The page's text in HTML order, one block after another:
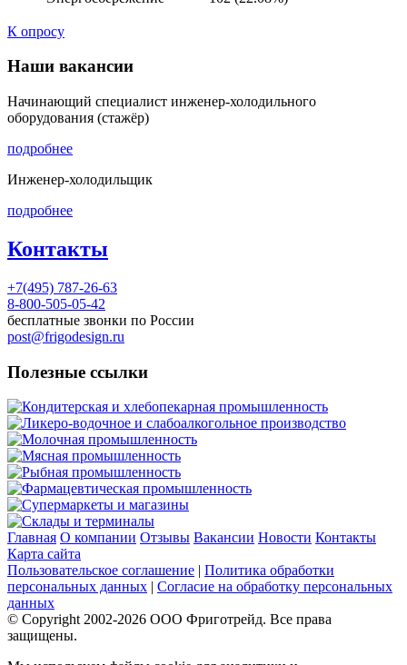
К опросу
Наши вакансии
Начинающий специалист инженер-холодильного
оборудования (стажёр)
подробнее
Инженер-холодильщик
подробнее
Контакты
+7(495) 787-26-63
8-800-505-05-42
бесплатные звонки по России
post@frigodesign.ru
Полезные ссылки
Кондитерская и хлебопекарная промышленность
Ликеро-водочное и слабоалкогольное производство
Молочная промышленность
Мясная промышленность
Рыбная промышленность
Фармацевтическая промышленность
Супермаркеты и магазины
Склады и терминалы
Главная О компании Отзывы Вакансии Новости Контакты
Карта сайта
Пользовательское соглашение | Политика обработки
персональных данных | Согласие на обработку персональных
данных
© Copyright 2002-2026 ООО Фриготрейд. Все права
защищены.